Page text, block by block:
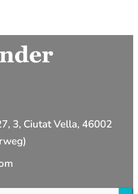
3, Ciutat Vella, 46002